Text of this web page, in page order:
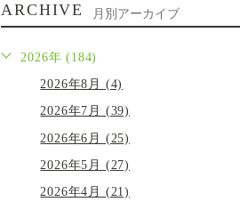
ARCHIVE 月別アーカイブ
2026年 (184)
2026年8月 (4)
2026年7月 (39)
2026年6月 (25)
2026年5月 (27)
2026年4月 (21)